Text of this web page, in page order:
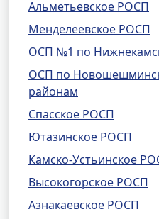
Альметьевское РОСП
Менделеевское РОСП
ОСП №1 по
ОСП по
районам
Спасское РОСП
Ютазинское РОСП
Камско-Устьинское
Высокогорское РОСП
Азнакаевское РОСП